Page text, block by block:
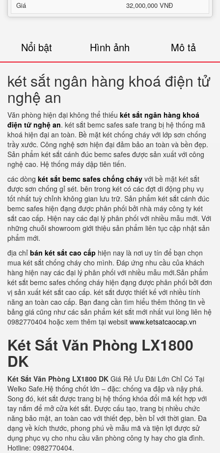
Giá
32,000,000 VNĐ
Nổi bật Hình ảnh Mô tả
két sắt ngân hàng khoá điện tử
nghệ an
Văn phòng hiện đại không thể thiếu két sắt ngân hàng khoá
điện tử nghệ an. két sắt bemc safes safe trang bị hệ thống mã
khoá hiện đại an toàn. Bề mặt két chống cháy với lớp sơn chống
trầy xước. Công nghệ sơn hiện đại đảm bảo an toàn và bền đẹp.
Sản phẩm két sắt cánh đúc bemc safes được sản xuất với công
nghệ cao. Hệ thống máy dập tiên tiến.
các dòng két sắt bemc safes chống cháy với bề mặt két sắt
được sơn chống gỉ sét. bên trong két có các đợt di động phụ vụ
tốt nhất tuỳ chỉnh không gian lưu trữ. Sản phẩm két sắt cánh đúc
bemc safes hiện đạng được phân phối bởi nhà máy công ty két
sắt cao cấp. Hiện nay các đại lý phân phối với nhiều mẫu mới. Với
những chuỗi showroom giới thiệu sản phẩm liên tục cập nhật sản
phẩm mới.
địa chỉ bán két sắt cao cấp hiện nay là nơi uy tín để bạn chọn
mua két sắt chống cháy cho mình. Đáp ứng nhu cầu của khách
hàng hiện nay các đại lý phân phối với nhiều mẫu mới.Sản phẩm
két sắt bemc safes chống cháy hiện đạng được phân phối bởi đơn
vị sản xuất két sắt cao cấp. két sắt được thiết kế với nhiều tính
năng an toàn cao cấp. Bạn đang cần tìm hiểu thêm thông tin về
bảng giá cũng như các sản phẩm két sắt mới nhất vui lòng liên hệ
0982770404 hoặc xem thêm tại websit www.ketsatcaocap.vn
Két Sắt Văn Phòng LX1800
DK
Két Sắt Văn Phòng LX1800 DK Giá Rẻ Ưu Đãi Lớn Chỉ Có Tại
Welko Safe.Hệ thống chốt lớn – đặc: chống va đập và nậy phá.
Song đó, két sắt được trang bị hệ thống khóa đổi mã kết hợp với
tay nắm để mở cửa két sắt. Được cấu tạo, trang bị nhiều chức
năng bảo mật, an toàn cao với thiết đẹp, bền bỉ với thời gian. Đa
dạng về kích thước, phong phú về mẫu mã và tiện lợi được sử
dụng phục vụ cho nhu cầu văn phòng công ty hay cho gia đình.
Hotline: 0982770404.